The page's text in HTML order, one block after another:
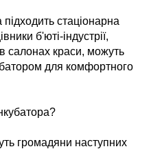
стаціонарна
б'юті-індустрії,
салонах краси, можуть
для комфортного
громадяни наступних